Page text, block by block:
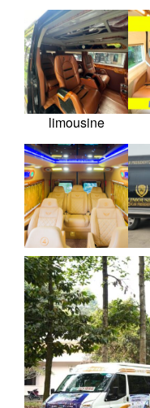
limousine